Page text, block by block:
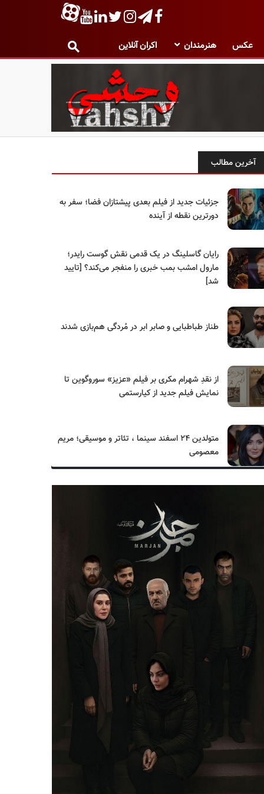
عکس هنرمندان اکران آنلاین
آخرین مطالب
جزئیات جدید از فیلم بعدی پیشتازان فضا؛ سفر به
دورترین نقطه از آینده
رایان گاسلینگ در یک قدمی نقش گوست رایدر؛
مارول امشب بمب خبری را منفجر می‌کند؟ [تایید
شد]
طناز طباطبایی و صابر ابر در مُردگی هم‌بازی شدند
از نقدِ شهرام مکری بر فیلم «عزیز» سوروگوین تا
نمایش فیلم جدید از کیارستمی
متولدین ۲۴ اسفند سینما ، تئاتر و موسیقی؛ مریم
معصومی